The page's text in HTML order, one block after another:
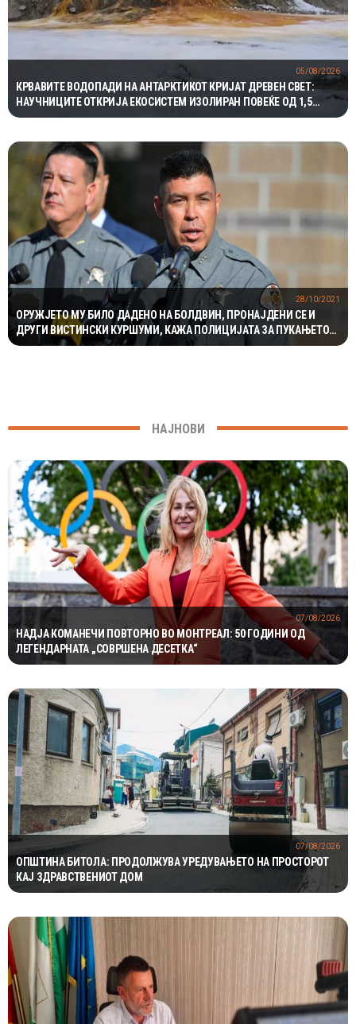
КРВАВИТЕ ВОДОПАДИ НА АНТАРКТИКОТ КРИЈАТ ДРЕВЕН СВЕТ:
НАУЧНИЦИТЕ ОТКРИЈА ЕКОСИСТЕМ ИЗОЛИРАН ПОВЕЌЕ ОД 1,5
МИЛИОНИ ГОДИНИ
05/08/2026
ОРУЖЈЕТО МУ БИЛО ДАДЕНО НА БОЛДВИН, ПРОНАЈДЕНИ СЕ И
ДРУГИ ВИСТИНСКИ КУРШУМИ, КАЖА ПОЛИЦИЈАТА ЗА ПУКАЊЕТО
ВО КОЕ ЗАГИНА СНИМАТЕЛКА
28/10/2021
НАЈНОВИ
НАДЈА КОМАНЕЧИ ПОВТОРНО ВО МОНТРЕАЛ: 50 ГОДИНИ ОД
ЛЕГЕНДАРНАТА „СОВРШЕНА ДЕСЕТКА“
07/08/2026
ОПШТИНА БИТОЛА: ПРОДОЛЖУВА УРЕДУВАЊЕТО НА ПРОСТОРОТ
КАЈ ЗДРАВСТВЕНИОТ ДОМ
07/08/2026